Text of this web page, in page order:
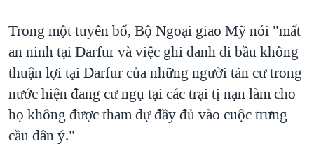
Trong một tuyên bố, Bộ Ngoại giao Mỹ nói "mất
an ninh tại Darfur và việc ghi danh đi bầu không
thuận lợi tại Darfur của những người tản cư trong
nước hiện đang cư ngụ tại các trại tị nạn làm cho
họ không được tham dự đầy đủ vào cuộc trưng
cầu dân ý."